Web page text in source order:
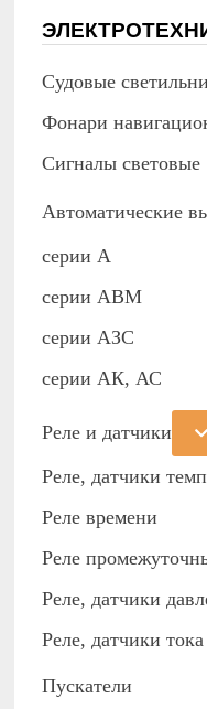
Судовые
Фонари
Сигналы световые
Автоматические
серии А
серии АВМ
cерии АЗС
серии АК, АС
Реле и датчики
Реле, датчики
Реле времени
Реле
Реле, датчики
Реле, датчики тока
Пускатели